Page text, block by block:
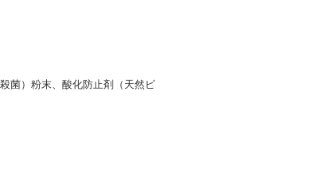
菌）粉末、酸化防止剤（天然ビ